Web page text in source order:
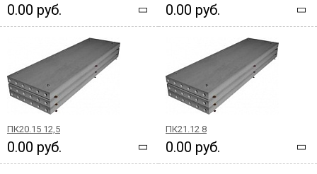
0.00 руб. 0.00 руб.
ПК20.15 12,5
0.00 руб.
ПК21.12 8
0.00 руб.